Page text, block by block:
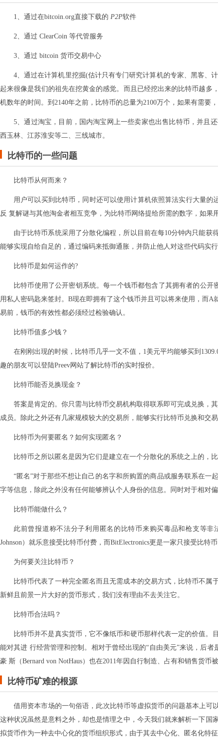
1、通过在bitcoin.org直接下载的 P2P软件
2、通过 ClearCoin 等代管服务
3、通过 bitcoin 货币交易中心
4、通过在计算机里挖掘(估计只有专门研究计算机的专家、黑客、
起来很像是我们的祖先在挖黄金的感觉。而且已经挖出来的比特币越
机数年的时间。到2140年之前，比特币的总量为2100万个，如果有需
5、通过淘宝，目前，国内淘宝网上一些卖家也出售比特币，并且
西玉林、江苏淮安等二、三线城市。
比特币的一些问题
比特币从何而来？
用户可以买到比特币，同时还可以使用计算机依照算法实行大量的
反 复解谜与其他淘金者相互竞争，为比特币网络提给所需的数字，如
由于比特币系统采用了分散化编程，所以目前在每10分钟内只能获
能够实现自给自足的，通过编码来抵御通胀，并防止他人对这些代码实
比特币是如何运作的?
比特币使用了公开密钥系统。每一个钱币都包含了其拥有者的公
用私人密码匙来签封。B现在即拥有了这个钱币并且可以将来使用，而
易前，钱币的有效性都必须经过检验确认。
比特币值多少钱？
在刚刚出现的时候，比特币几乎一文不值，1美元平均能够买到
趣的朋友可以登陆Preev网站了解比特币的实时报价。
比特币能否兑换现金？
答案是肯定的。你只需与比特币交易机构取得联系即可完成兑换，
成员。除此之外还有几家规模较大的交易所，能够实行比特币兑换和交
比特币为何要匿名？如何实现匿名？
比特币之所以匿名是因为它们是建立在一个分散化的系统之上的，
“匿名”对于那些不想让自己的名字和所购置的商品或服务联系在
字等信息，除此之外没有任何能够辨认个人身份的信息。同时对于相对
比特币能做什么？
此前曾报道称不法分子利用匿名的比特币来购买毒品和枪支等
Johnson）就乐意接受比特币付费，而BitElectronics更是一家只接受比特
为何要关注比特币？
比特币代表了一种完全匿名而且无需成本的交易方式，比特币不
新鲜且前景一片大好的货币形式，我们没有理由不去关注它。
比特币合法吗？
比特币并不是真实货币，它不像纸币和硬币那样代表一定的价值
能对其进 行经营管理和控制。相对于曾经出现的“自由美元”来说，后
豪 斯（Bernard von NotHaus）也在2011年因自行制造、占有和销售货币
比特币矿难的根源
借用资本市场的一句俗语，此次比特币等虚拟货币的问题基本上
这种状况虽然是意料之外，却也是情理之中，今天我们就来解析一下
拟货币作为一种去中心化的货币组织形式，由于其去中心化、匿名化特